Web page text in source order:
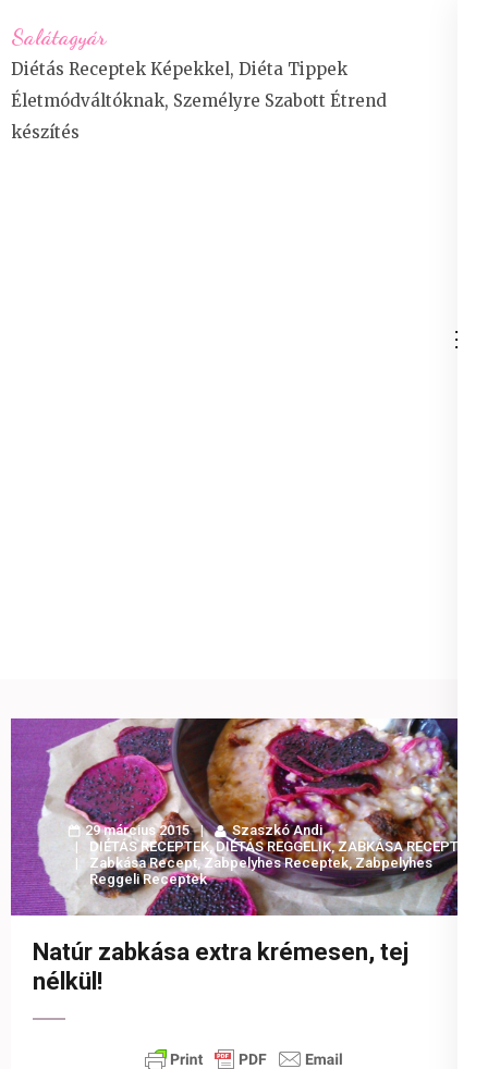
to
content
(Press
Enter)
Salátagyár
Diétás Receptek Képekkel, Diéta Tippek
Életmódváltóknak, Személyre Szabott Étrend
készítés
29 március 2015
Szaszkó Andi
DIÉTÁS RECEPTEK,DIÉTÁS REGGELIK,ZABKÁSA RECEPTEK
Zabkása Recept,Zabpelyhes Receptek,Zabpelyhes
Reggeli Receptek
Natúr zabkása extra krémesen, tej
nélkül!